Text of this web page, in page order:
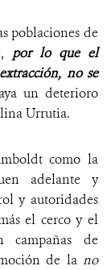
poblaciones de
por lo que el
no se
un deterioro
Urrutia.
como la
adelante y
y autoridades
el cerco y el
campañas de
de lano